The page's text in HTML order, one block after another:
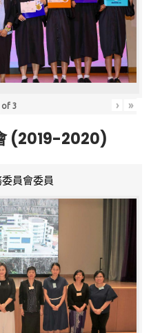
of3 › »
(2019-2020)
員會委員